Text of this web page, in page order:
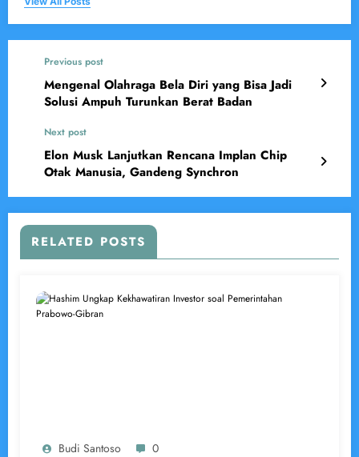
Previous post
Mengenal Olahraga Bela Diri yang Bisa Jadi
Solusi Ampuh Turunkan Berat Badan
Next post
Elon Musk Lanjutkan Rencana Implan Chip
Otak Manusia, Gandeng Synchron
RELATED POSTS
Budi Santoso 0